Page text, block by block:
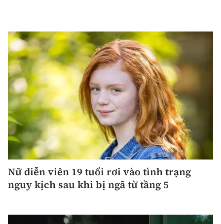
Nữ diễn viên 19 tuổi rơi vào tình trạng
nguy kịch sau khi bị ngã từ tầng 5